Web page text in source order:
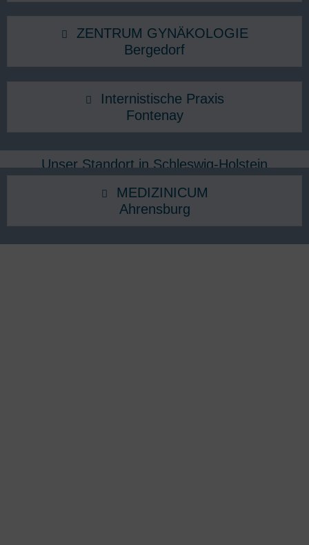
ZENTRUM GYNÄKOLOGIE
Bergedorf
Internistische Praxis
Fontenay
Unser Standort in Schleswig-Holstein
MEDIZINICUM
Ahrensburg